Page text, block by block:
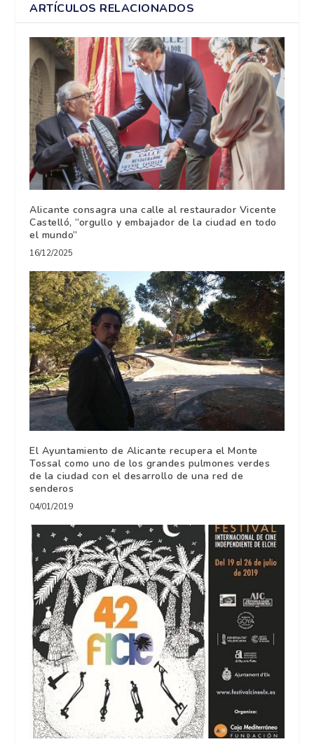
ARTÍCULOS RELACIONADOS
Alicante consagra una calle al restaurador Vicente
Castelló, “orgullo y embajador de la ciudad en todo
el mundo”
16/12/2025
El Ayuntamiento de Alicante recupera el Monte
Tossal como uno de los grandes pulmones verdes
de la ciudad con el desarrollo de una red de
senderos
04/01/2019